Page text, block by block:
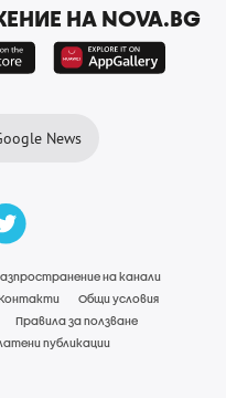
НА NOVA.BG
News
на канали
Общи условия
Правила за ползване
публикации